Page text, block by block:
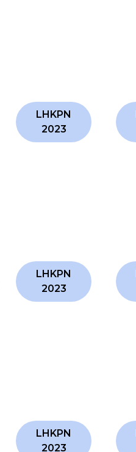
LHKPN
2023
LHKPN
2023
LHKPN
2023